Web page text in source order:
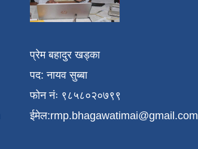
प्रेम बहादुर खड्का
पद: नायव सुब्बा
फोन नंः ९८५८०२०७९९
ईमेल:rmp.bhagawatimai@gmail.com